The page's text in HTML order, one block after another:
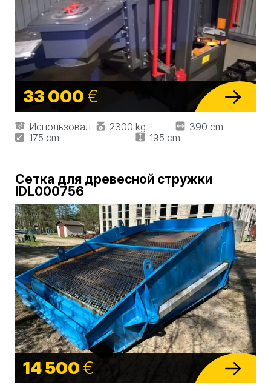
33 000€
Использовал 2300 kg
390 cm
175 cm
195 cm
Сетка для древесной стружки
IDL000756
14 500€